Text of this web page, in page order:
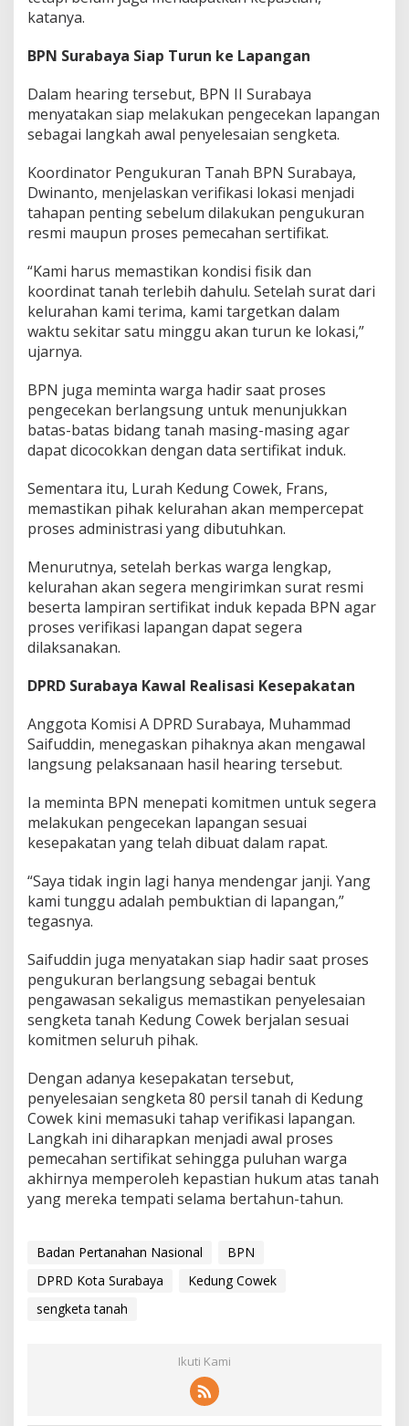
katanya.
BPN Surabaya Siap Turun ke Lapangan
Dalam hearing tersebut, BPN II Surabaya
menyatakan siap melakukan pengecekan lapangan
sebagai langkah awal penyelesaian sengketa.
Koordinator Pengukuran Tanah BPN Surabaya,
Dwinanto, menjelaskan verifikasi lokasi menjadi
tahapan penting sebelum dilakukan pengukuran
resmi maupun proses pemecahan sertifikat.
“Kami harus memastikan kondisi fisik dan
koordinat tanah terlebih dahulu. Setelah surat dari
kelurahan kami terima, kami targetkan dalam
waktu sekitar satu minggu akan turun ke lokasi,”
ujarnya.
BPN juga meminta warga hadir saat proses
pengecekan berlangsung untuk menunjukkan
batas-batas bidang tanah masing-masing agar
dapat dicocokkan dengan data sertifikat induk.
Sementara itu, Lurah Kedung Cowek, Frans,
memastikan pihak kelurahan akan mempercepat
proses administrasi yang dibutuhkan.
Menurutnya, setelah berkas warga lengkap,
kelurahan akan segera mengirimkan surat resmi
beserta lampiran sertifikat induk kepada BPN agar
proses verifikasi lapangan dapat segera
dilaksanakan.
DPRD Surabaya Kawal Realisasi Kesepakatan
Anggota Komisi A DPRD Surabaya, Muhammad
Saifuddin, menegaskan pihaknya akan mengawal
langsung pelaksanaan hasil hearing tersebut.
Ia meminta BPN menepati komitmen untuk segera
melakukan pengecekan lapangan sesuai
kesepakatan yang telah dibuat dalam rapat.
“Saya tidak ingin lagi hanya mendengar janji. Yang
kami tunggu adalah pembuktian di lapangan,”
tegasnya.
Saifuddin juga menyatakan siap hadir saat proses
pengukuran berlangsung sebagai bentuk
pengawasan sekaligus memastikan penyelesaian
sengketa tanah Kedung Cowek berjalan sesuai
komitmen seluruh pihak.
Dengan adanya kesepakatan tersebut,
penyelesaian sengketa 80 persil tanah di Kedung
Cowek kini memasuki tahap verifikasi lapangan.
Langkah ini diharapkan menjadi awal proses
pemecahan sertifikat sehingga puluhan warga
akhirnya memperoleh kepastian hukum atas tanah
yang mereka tempati selama bertahun-tahun.
Badan Pertanahan Nasional
BPN
DPRD Kota Surabaya
Kedung Cowek
sengketa tanah
Ikuti Kami